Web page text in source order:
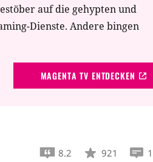
auf die gehypten und
Dienste. Andere bingen
MAGENTA TV ENTDECKEN
8.2 921